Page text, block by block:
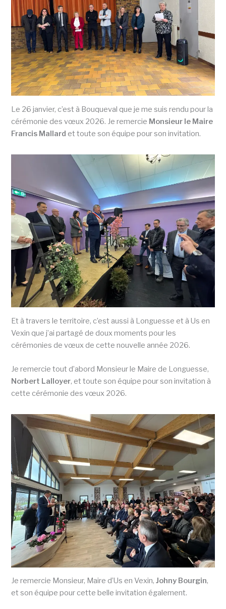
Le 26 janvier, c’est à Bouqueval que je me suis rendu pour la
cérémonie des vœux 2026. Je remercie Monsieur le Maire
Francis Mallard et toute son équipe pour son invitation.
Et à travers le territoire, c’est aussi à Longuesse et à Us en
Vexin que j’ai partagé de doux moments pour les
cérémonies de vœux de cette nouvelle année 2026.
Je remercie tout d’abord Monsieur le Maire de Longuesse,
Norbert Lalloyer, et toute son équipe pour son invitation à
cette cérémonie des vœux 2026.
Je remercie Monsieur, Maire d’Us en Vexin,Johny Bourgin,
et son équipe pour cette belle invitation également.